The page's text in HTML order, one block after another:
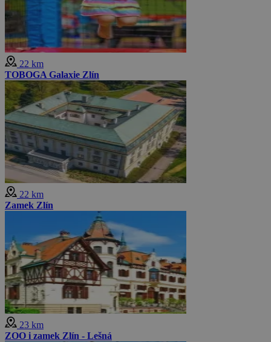
22 km
TOBOGA Galaxie Zlín
22 km
Zamek Zlín
23 km
ZOO i zamek Zlín - Lešná